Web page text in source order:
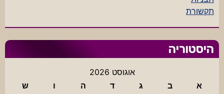
תקשורת
היסטוריה
אוגוסט 2026
א
ב ג ד ה ו
ש